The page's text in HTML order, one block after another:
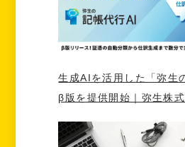
生成AIを活用した「弥生
β版を提供開始｜弥生株